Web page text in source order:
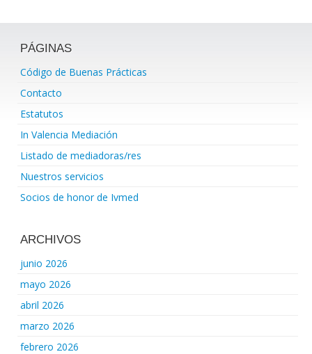
PÁGINAS
Código de Buenas Prácticas
Contacto
Estatutos
In Valencia Mediación
Listado de mediadoras/res
Nuestros servicios
Socios de honor de Ivmed
ARCHIVOS
junio 2026
mayo 2026
abril 2026
marzo 2026
febrero 2026